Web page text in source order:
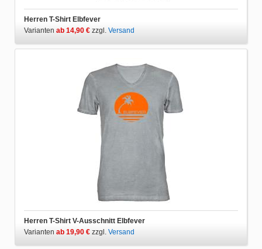
Herren T-Shirt Elbfever
Varianten ab 14,90 € zzgl. Versand
Herren T-Shirt V-Ausschnitt Elbfever
Varianten ab 19,90 € zzgl. Versand